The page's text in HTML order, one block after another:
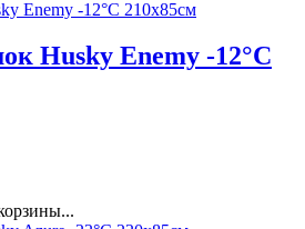
Husky Enemy -12°С